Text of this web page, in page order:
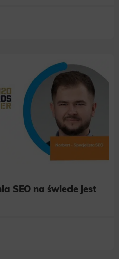
SEO na świecie jest